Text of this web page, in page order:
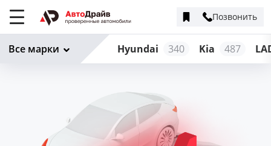
Позвонить
Hyundai 340 Kia 487
Все марки